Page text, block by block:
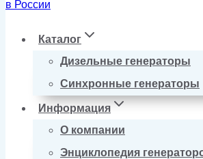
Каталог
Дизельные генераторы
Синхронные генераторы
Информация
О компании
Энциклопедия